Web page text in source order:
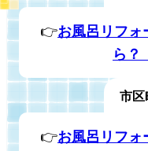
👉お風呂リフォ
ら？
市区
👉お風呂リフォ